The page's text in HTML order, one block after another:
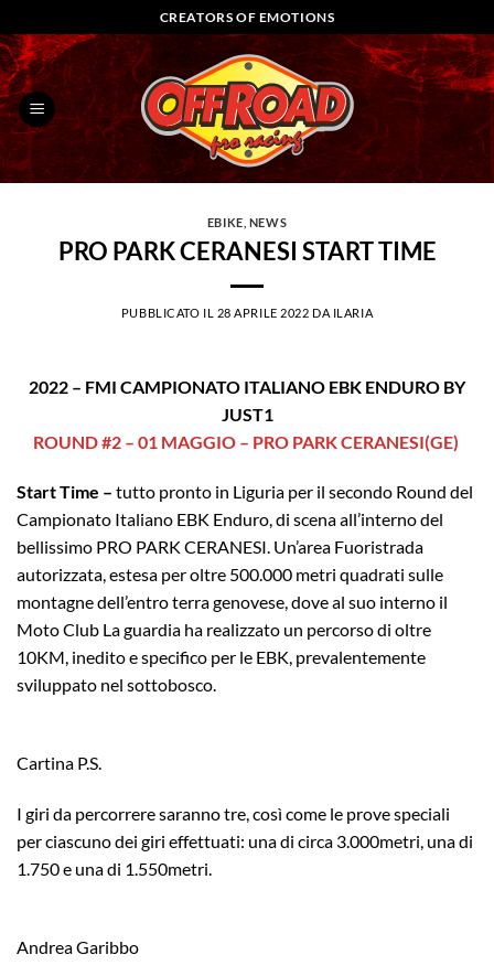
ai
contenuti
CREATORS OF EMOTIONS
EBIKE NEWS
PRO PARK CERANESI START TIME
PUBBLICATO IL 28 APRILE 2022 DA ILARIA
2022 – FMI CAMPIONATO ITALIANO EBK ENDURO BY
JUST1
ROUND #2 – 01 MAGGIO – PRO PARK CERANESI(GE)
Start Time – tutto pronto in Liguria per il secondo Round del
Campionato Italiano EBK Enduro, di scena all’interno del
bellissimo PRO PARK CERANESI. Un’area Fuoristrada
autorizzata, estesa per oltre 500.000 metri quadrati sulle
montagne dell’entro terra genovese, dove al suo interno il
Moto Club La guardia ha realizzato un percorso di oltre
10KM, inedito e specifico per le EBK, prevalentemente
sviluppato nel sottobosco.
Cartina P.S.
I giri da percorrere saranno tre, così come le prove speciali
per ciascuno dei giri effettuati: una di circa 3.000metri, una di
1.750 e una di 1.550metri.
Andrea Garibbo